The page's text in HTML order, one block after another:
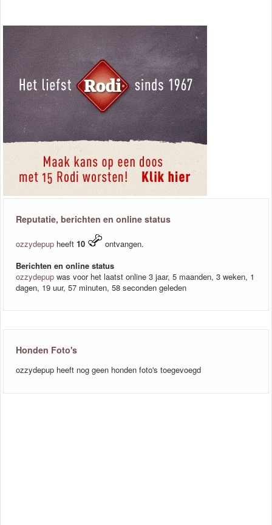
Reputatie, berichten en online status
ozzydepup heeft 10
ontvangen.
Berichten en online status
ozzydepup was voor het laatst online 3 jaar, 5 maanden, 3 weken, 1
dagen, 19 uur, 57 minuten, 58 seconden geleden
Honden Foto's
ozzydepup heeft nog geen honden foto's toegevoegd